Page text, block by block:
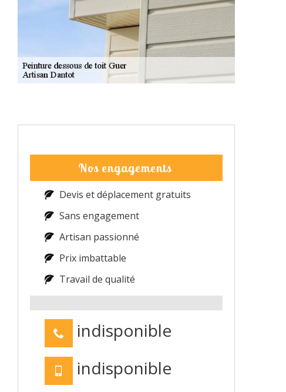
Nos engagements
Devis et déplacement gratuits
Sans engagement
Artisan passionné
Prix imbattable
Travail de qualité
indisponible
indisponible